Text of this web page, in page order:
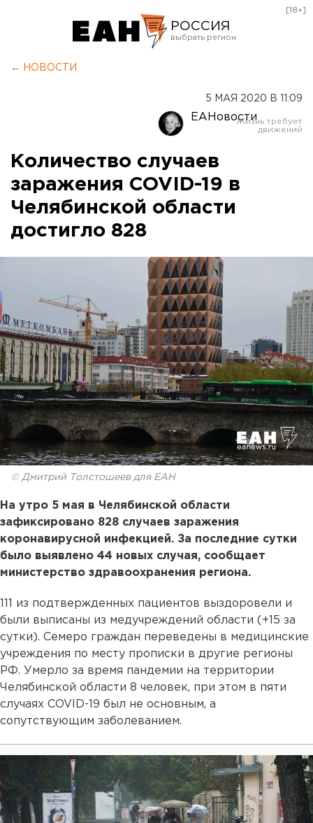
РОССИЯ
Оренбург
[18+]
← НОВОСТИ
5 МАЯ 2020 В 11:09
ЕАНовости
Количество случаев
заражения COVID-19 в
Челябинской области
достигло 828
© Дмитрий Толстошеев для ЕАН
На утро 5 мая в Челябинской области
зафиксировано 828 случаев заражения
коронавирусной инфекцией. За последние сутки
было выявлено 44 новых случая, сообщает
министерство здравоохранения региона.
111 из подтвержденных пациентов выздоровели и
были выписаны из медучреждений области (+15 за
сутки). Семеро граждан переведены в медицинские
учреждения по месту прописки в другие регионы
РФ. Умерло за время пандемии на территории
Челябинской области 8 человек, при этом в пяти
случаях COVID-19 был не основным, а
сопутствующим заболеванием.